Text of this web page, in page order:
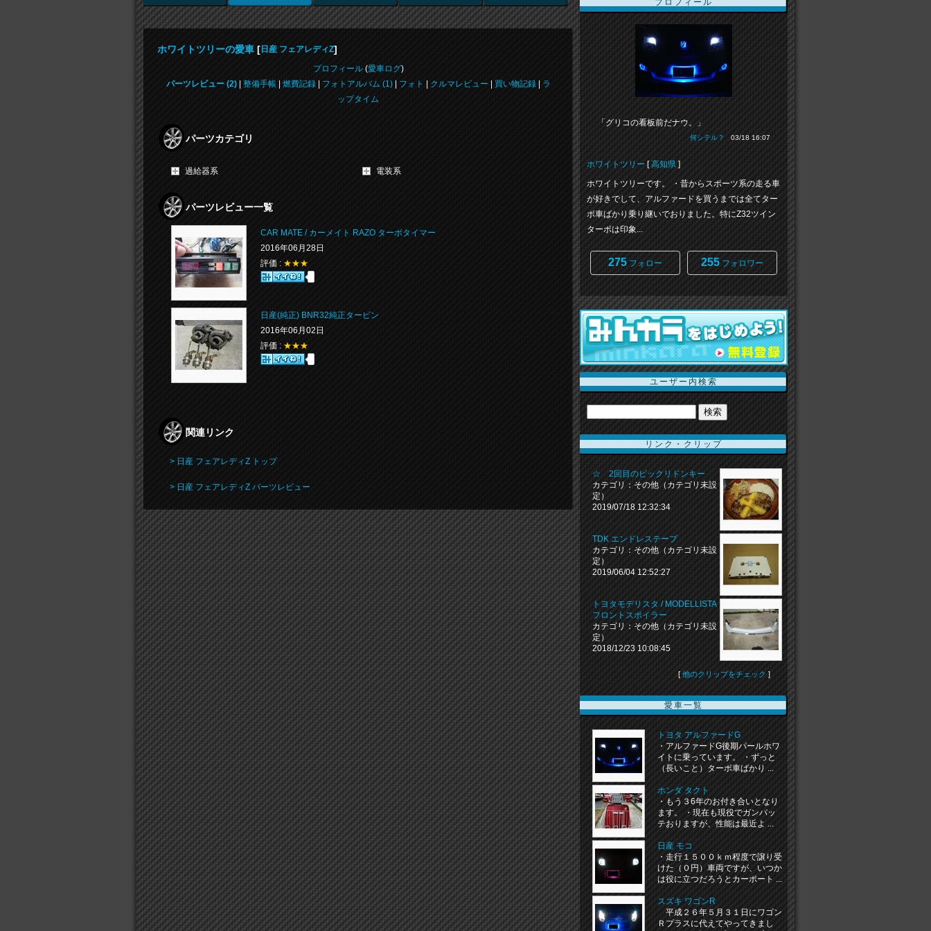
ホワイトツリーの愛車 [ 日産 フェアレディZ]
プロフィール(愛車ログ)
パーツレビュー (2)| 整備手帳| 燃費記録| フォトアルバム (1)| フォト クルマレビュー 買い物記録|
ラ
ップタイム
パーツカテゴリ
過給器系 電装系
パーツレビュー一覧
CAR MATE / カーメイト RAZO ターボタイマー
2016年06月28日
評価 : ★★★
日産(純正) BNR32純正タービン
2016年06月02日
評価 : ★★★
関連リンク
> 日産 フェアレディZ トップ
> 日産 フェアレディZ パーツレビュー
プロフィール
「グリコの看板前だナウ。」
何シテル？ 03/18 16:07
ホワイトツリー[高知県]
ホワイトツリーです。 ・昔からスポーツ系の走る車
が好きでして、アルファードを買うまでは全てター
ボ車ばかり乗り継いでおりました。特にZ32ツイン
ターボは印象...
275 フォロー 255フォロワー
ユーザー内検索
リンク・クリップ
☆ 2回目のビックリドンキー
カテゴリ：その他（カテゴリ未設
定）
2019/07/18 12:32:34
TDK エンドレステープ
カテゴリ：その他（カテゴリ未設
定）
2019/06/04 12:52:27
トヨタモデリスタ / MODELLISTA
フロントスポイラー
カテゴリ：その他（カテゴリ未設
定）
2018/12/23 10:08:45
[ 他のクリップをチェック ]
愛車一覧
トヨタ アルファードG
・アルファードG後期パールホワ
イトに乗っています。 ・ずっと
（長いこと）ターボ車ばかり ...
ホンダ タクト
・もう３6年のお付き合いとなり
ます。 ・現在も現役でガンバッ
テおりますが、性能は最近よ ...
日産 モコ
・走行１５００ｋｍ程度で譲り受
けた（０円）車両ですが、いつか
は役に立つだろうとカーポート ...
スズキ ワゴンR
平成２６年５月３１日にワゴン
Ｒプラスに代えてやってきまし